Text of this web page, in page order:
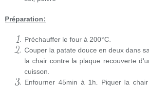
Préparation:
Préchauffer le four à 200°C.
Couper la patate douce en deux dans
la chair contre la plaque recouverte
cuisson.
Enfourner 45min à 1h. Piquer la